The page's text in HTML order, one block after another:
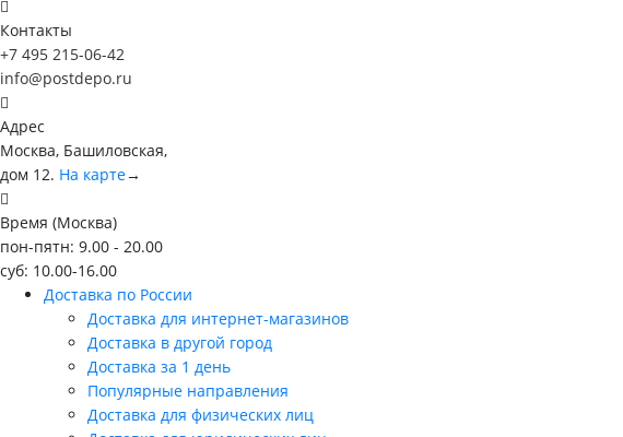
Контакты
+7 495 215-06-42
info@postdepo.ru
Адрес
Москва, Башиловская,
дом 12. На карте→
Время (Москва)
пон-пятн: 9.00 - 20.00
суб: 10.00-16.00
Доставка по России
Доставка для интернет-магазинов
Доставка в другой город
Доставка за 1 день
Популярные направления
Доставка для физических лиц